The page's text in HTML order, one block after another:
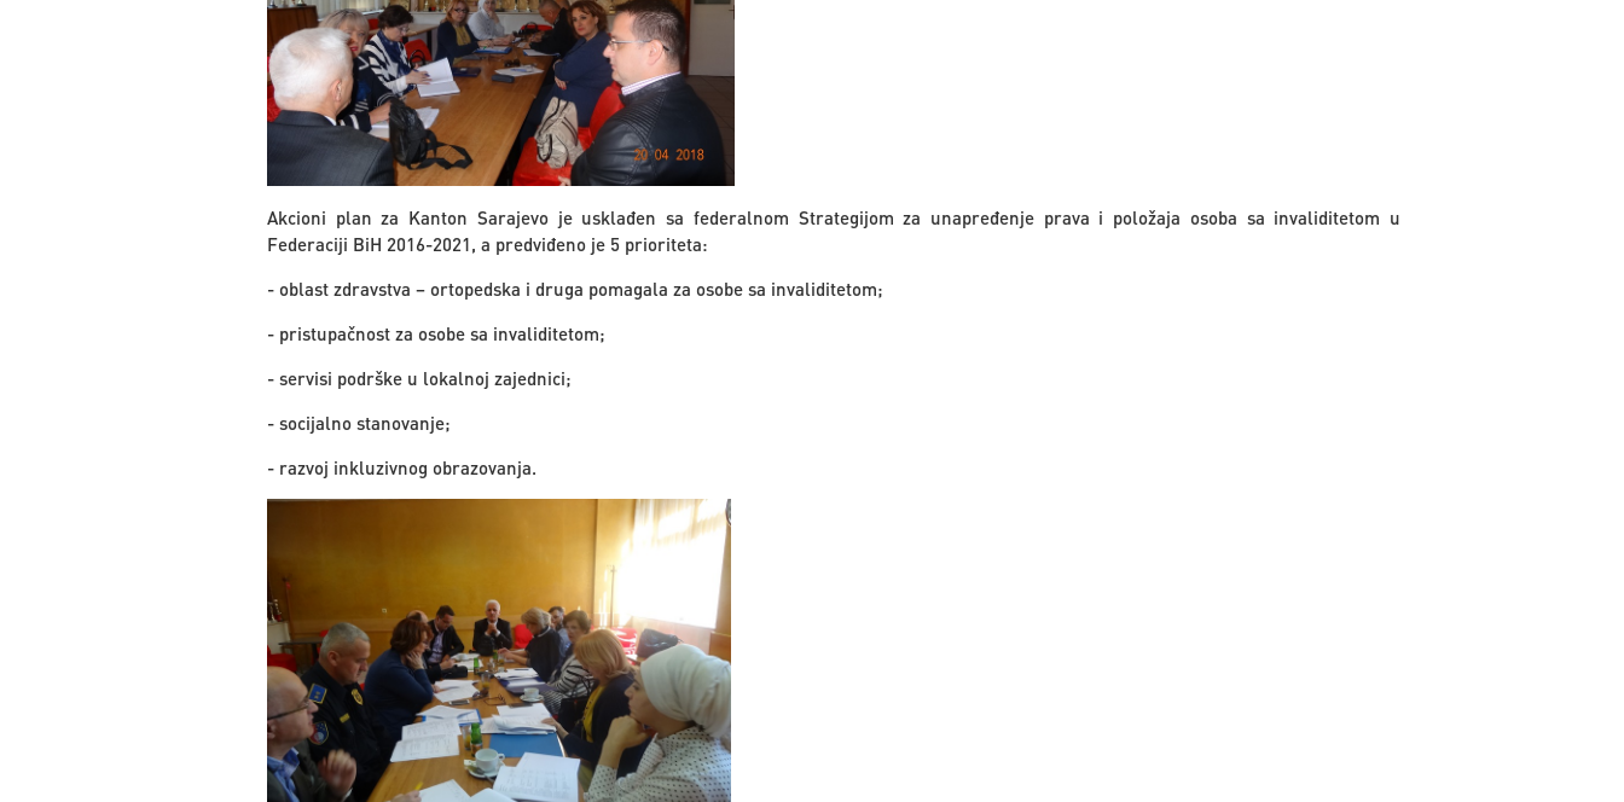
Akcioni plan za Kanton Sarajevo je usklađen sa federalnom Strategijom za unapređenje prava i položaja osoba sa invaliditetom u
Federaciji BiH 2016-2021, a predviđeno je 5 prioriteta:
- oblast zdravstva – ortopedska i druga pomagala za osobe sa invaliditetom;
- pristupačnost za osobe sa invaliditetom;
- servisi podrške u lokalnoj zajednici;
- socijalno stanovanje;
- razvoj inkluzivnog obrazovanja.